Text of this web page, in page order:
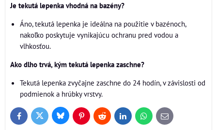
Je tekutá lepenka vhodná na bazény?
Áno, tekutá lepenka je ideálna na použitie v bazénoch,
nakoľko poskytuje vynikajúcu ochranu pred vodou a
vlhkosťou.
Ako dlho trvá, kým tekutá lepenka zaschne?
Tekutá lepenka zvyčajne zaschne do 24 hodín, v závislosti od
podmienok a hrúbky vrstvy.
FacebookTwitter BlueskyPinterestReddit LinkedInWhatsApp
E-
mail